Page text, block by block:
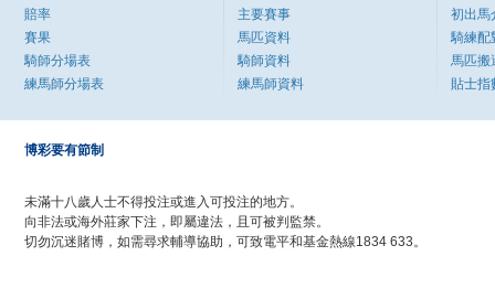
賠率
賽果
騎師分場表
練馬師分場表
主要賽事
馬匹資料
騎師資料
練馬師資料
初出馬
騎練配
馬匹搬
貼士指
博彩要有節制
未滿十八歲人士不得投注或進入可投注的地方。
向非法或海外莊家下注，即屬違法，且可被判監禁。
切勿沉迷賭博，如需尋求輔導協助，可致電平和基金熱線1834 633。